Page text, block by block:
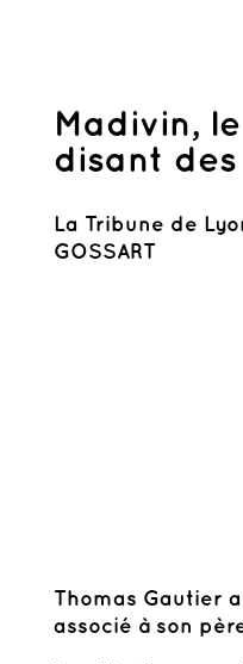
Madivin,
disant
La Tribune de
GOSSART
Thomas Gautier
associé à son